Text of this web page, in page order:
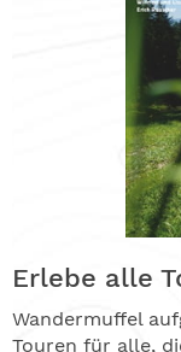
Erlebe alle
Wandermuffel
Touren für alle,